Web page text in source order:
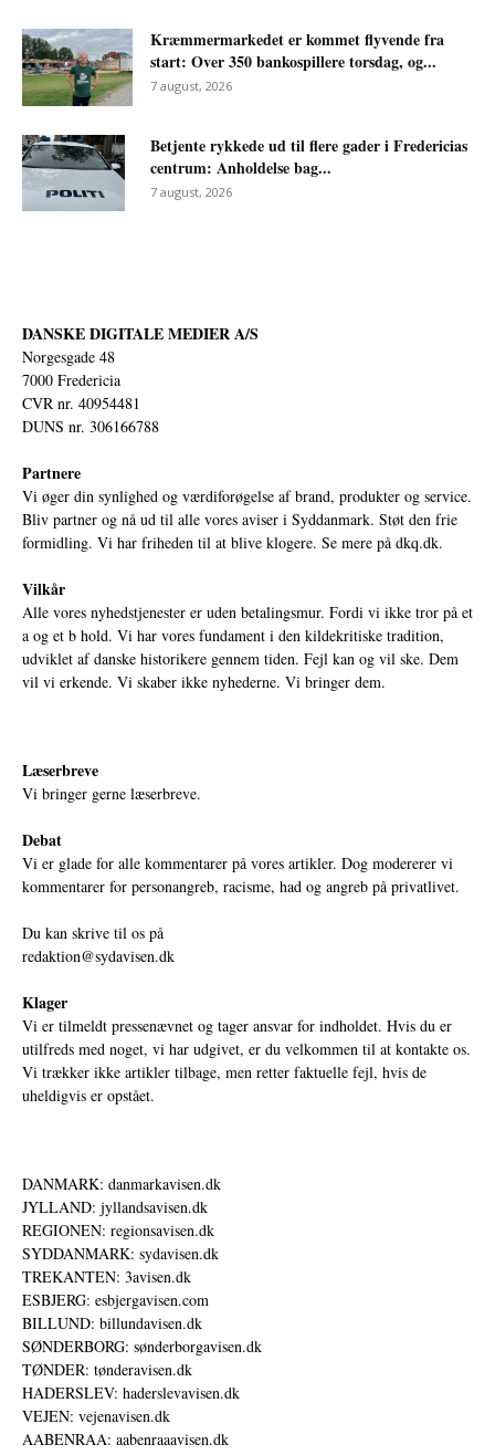
Kræmmermarkedet er kommet flyvende fra
start: Over 350 bankospillere torsdag, og...
7 august, 2026
Betjente rykkede ud til flere gader i Fredericias
centrum: Anholdelse bag...
7 august, 2026
DANSKE DIGITALE MEDIER A/S
Norgesgade 48
7000 Fredericia
CVR nr. 40954481
DUNS nr. 306166788
Partnere
Vi øger din synlighed og værdiforøgelse af brand, produkter og service.
Bliv partner og nå ud til alle vores aviser i Syddanmark. Støt den frie
formidling. Vi har friheden til at blive klogere. Se mere på dkq.dk.
Vilkår
Alle vores nyhedstjenester er uden betalingsmur. Fordi vi ikke tror på et
a og et b hold. Vi har vores fundament i den kildekritiske tradition,
udviklet af danske historikere gennem tiden. Fejl kan og vil ske. Dem
vil vi erkende. Vi skaber ikke nyhederne. Vi bringer dem.
Læserbreve
Vi bringer gerne læserbreve.
Debat
Vi er glade for alle kommentarer på vores artikler. Dog modererer vi
kommentarer for personangreb, racisme, had og angreb på privatlivet.
Du kan skrive til os på
redaktion@sydavisen.dk
Klager
Vi er tilmeldt pressenævnet og tager ansvar for indholdet. Hvis du er
utilfreds med noget, vi har udgivet, er du velkommen til at kontakte os.
Vi trækker ikke artikler tilbage, men retter faktuelle fejl, hvis de
uheldigvis er opstået.
DANMARK: danmarkavisen.dk
JYLLAND: jyllandsavisen.dk
REGIONEN: regionsavisen.dk
SYDDANMARK: sydavisen.dk
TREKANTEN: 3avisen.dk
ESBJERG: esbjergavisen.com
BILLUND: billundavisen.dk
SØNDERBORG: sønderborgavisen.dk
TØNDER: tønderavisen.dk
HADERSLEV: haderslevavisen.dk
VEJEN: vejenavisen.dk
AABENRAA: aabenraaavisen.dk